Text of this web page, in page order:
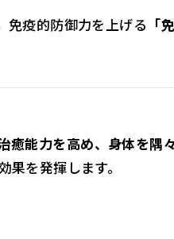
免疫的防御力を上げる 「
癒能力を高め、身体を隅
を発揮します。